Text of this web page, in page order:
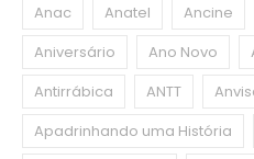
Anac
Anatel Ancine
Aniversário
Ano Novo
Antirrábica
ANTT
Apadrinhando uma História